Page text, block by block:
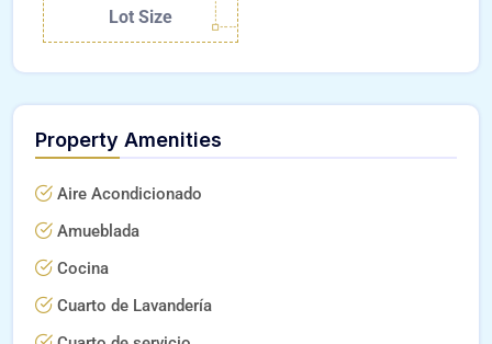
Lot Size
Property Amenities
Aire Acondicionado
Amueblada
Cocina
Cuarto de Lavandería